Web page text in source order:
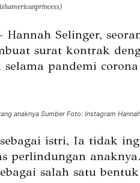
Selinger,
surat kontrak
pandemi
anaknya Sumber Foto: Instagram
istri, Ia tidak
perlindungan
salah satu